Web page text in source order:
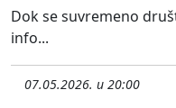
Dok se suvremeno
info...
07.05.2026. u 20:00